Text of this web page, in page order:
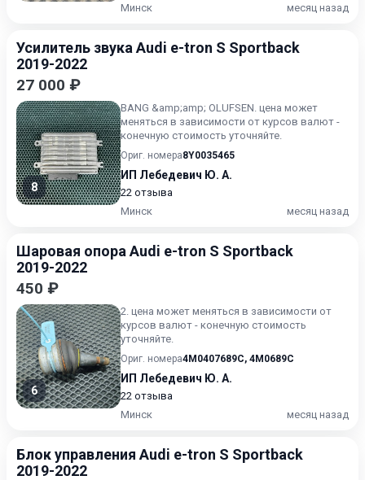
Минск
месяц назад
Усилитель звука Audi e-tron S Sportback
2019-2022
27 000 ₽
8
BANG &amp;amp; OLUFSEN. цена может
меняться в зависимости от курсов валют -
конечную стоимость уточняйте.
Ориг. номера8Y0035465
ИП Лебедевич Ю. А.
22 отзыва
Минск
месяц назад
Шаровая опора Audi e-tron S Sportback
2019-2022
450 ₽
6
2. цена может меняться в зависимости от
курсов валют - конечную стоимость
уточняйте.
Ориг. номера4M0407689C, 4M0689C
ИП Лебедевич Ю. А.
22 отзыва
Минск
месяц назад
Блок управления Audi e-tron S Sportback
2019-2022